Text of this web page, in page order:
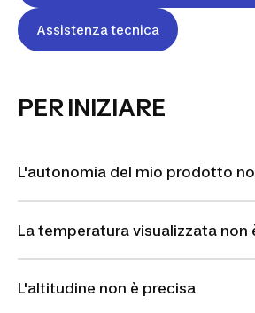
Assistenza tecnica
PER INIZIARE
L'autonomia del mio prodotto
La temperatura visualizzata non
L'altitudine non è precisa